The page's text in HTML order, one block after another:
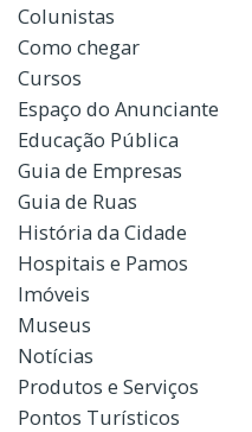
Colunistas
Como chegar
Cursos
Espaço do Anunciante
Educação Pública
Guia de Empresas
Guia de Ruas
História da Cidade
Hospitais e Pamos
Imóveis
Museus
Notícias
Produtos e Serviços
Pontos Turísticos